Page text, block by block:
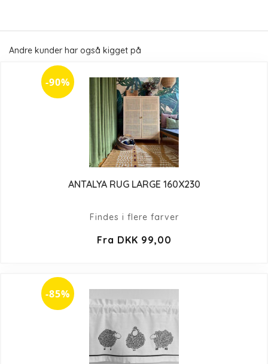
Andre kunder har også kigget på
-90%
ANTALYA RUG LARGE 160X230
Findes i flere farver
Fra DKK 99,00
-85%